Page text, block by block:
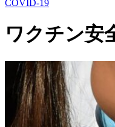
COVID-19
ワクチン安